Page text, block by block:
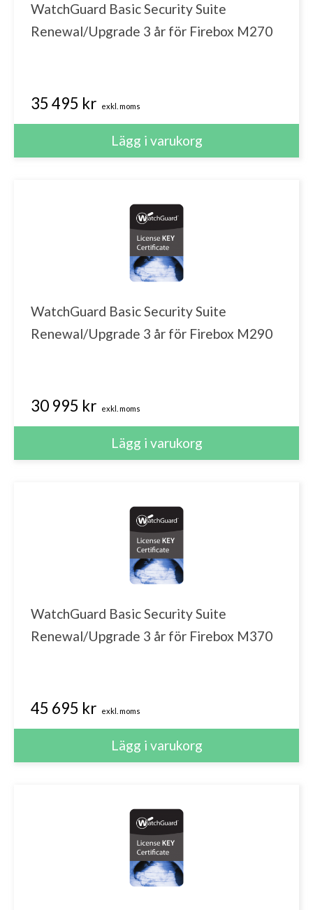
WatchGuard Basic Security Suite
Renewal/Upgrade 3 år för Firebox M270
35 495 kr exkl. moms
WatchGuard Basic Security Suite
Renewal/Upgrade 3 år för Firebox M290
30 995 kr exkl. moms
WatchGuard Basic Security Suite
Renewal/Upgrade 3 år för Firebox M370
45 695 kr exkl. moms